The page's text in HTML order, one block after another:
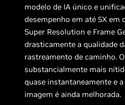
modelo de IA único e
desempenho em até 5X em
Super Resolution e Frame
drasticamente a qualidade
rastreamento de caminho.
substancialmente mais
quase instantaneamente e
imagem é ainda melhorada.